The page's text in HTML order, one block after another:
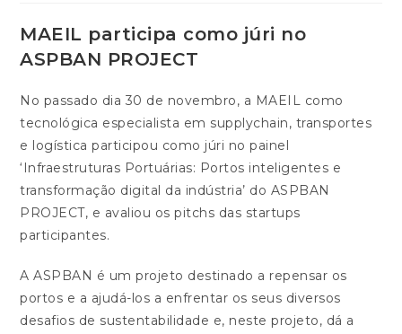
MAEIL participa como júri no
ASPBAN PROJECT
No passado dia 30 de novembro, a MAEIL como
tecnológica especialista em supplychain, transportes
e logística participou como júri no painel
‘Infraestruturas Portuárias: Portos inteligentes e
transformação digital da indústria’ do ASPBAN
PROJECT, e avaliou os pitchs das startups
participantes.
A ASPBAN é um projeto destinado a repensar os
portos e a ajudá-los a enfrentar os seus diversos
desafios de sustentabilidade e, neste projeto, dá a